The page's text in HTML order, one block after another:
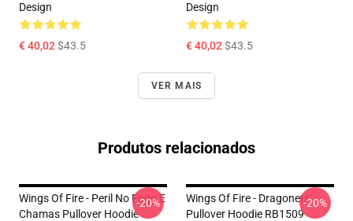
Design
€ 40,02$43.5
Design
€ 40,02$43.5
VER MAIS
Produtos relacionados
Wings Of Fire - Peril No Fogo E
Chamas Pullover Hoodie
-20%
Wings Of Fire - Dragonets
Pullover Hoodie RB1509
-20%